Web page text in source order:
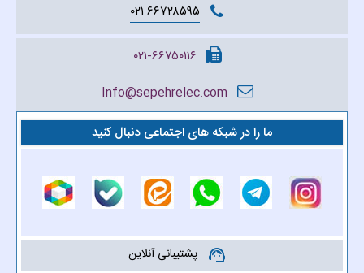
۶۶۷۲۸۵۹۵ ۰۲۱
۰۲۱-۶۶۷۵۰۱۱۶
Info@sepehrelec.com
ما را در شبکه های اجتماعی دنبال کنید
support_agent پشتیبانی آنلاین